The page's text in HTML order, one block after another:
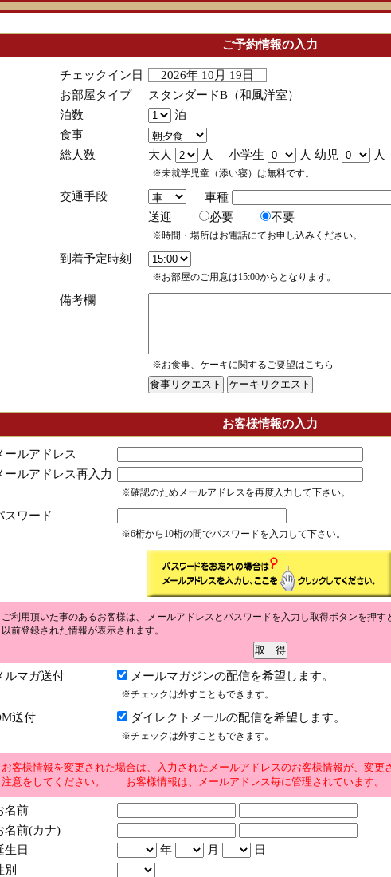
ご予約情報の入力
チェックイン日
2026年 10月 19日
お部屋タイプ
スタンダードB（和風洋室）
泊数
泊
食事
総人数
大人 人 小学生 人 幼児 人
※未就学児童（添い寝）は無料です。
交通手段
車種
送迎
必要 不要
※時間・場所はお電話にてお申し込みください。
到着予定時刻
※お部屋のご用意は15:00からとなります。
備考欄
※お食事、ケーキに関するご要望はこちら
お客様情報の入力
ールアドレス
ールアドレス再入力
※確認のためメールアドレスを再度入力して下さい。
スワード
※6桁から10桁の間でパスワードを入力して下さい。
ご利用頂いた事のあるお客様は、 メールアドレスとパスワードを入力し取得ボタンを押す
以前登録された情報が表示されます。
ルマガ送付 メールマガジンの配信を希望します。
※チェックは外すこともできます。
送付 ダイレクトメールの配信を希望します。
※チェックは外すこともできます。
お客様情報を変更された場合は、入力されたメールアドレスのお客様情報が、変更
注意をしてください。 お客様情報は、メールアドレス毎に管理されています。
名前
名前(カナ)
生日
年 月
日
別